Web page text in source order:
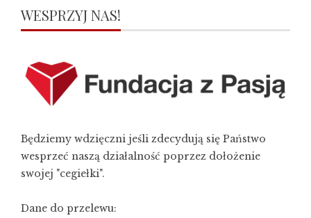
WESPRZYJ NAS!
Będziemy wdzięczni jeśli zdecydują się Państwo
wesprzeć naszą działalność poprzez dołożenie
swojej "cegiełki".
Dane do przelewu: